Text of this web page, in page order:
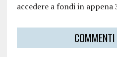
accedere a fondi in appena